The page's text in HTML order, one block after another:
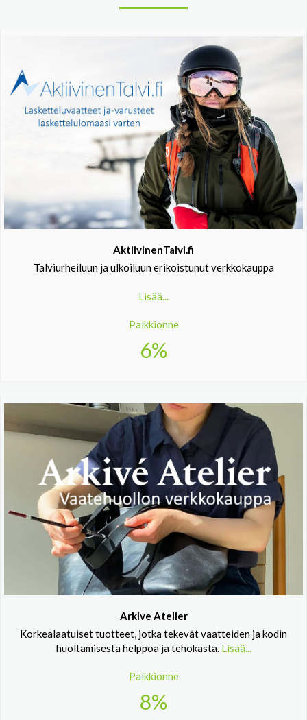
AktiivinenTalvi.fi
Talviurheiluun ja ulkoiluun erikoistunut verkkokauppa
Lisää...
Palkkionne
6%
Arkive Atelier
Korkealaatuiset tuotteet, jotka tekevät vaatteiden ja kodin
huoltamisesta helppoa ja tehokasta. Lisää...
Palkkionne
8%